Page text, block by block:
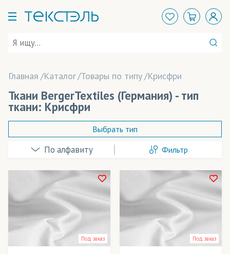
Главная Каталог Товары по типу Крисфри
Ткани BergerTextiles (Германия) - тип
ткани: Крисфри
БлекАут/Блэкаут
Бэклайт
Вуаль
ГрейБэк
Выбрать тип
Фильтр
Розничная цена
Ширина рулона
Технология печати
Под заказ Под заказ